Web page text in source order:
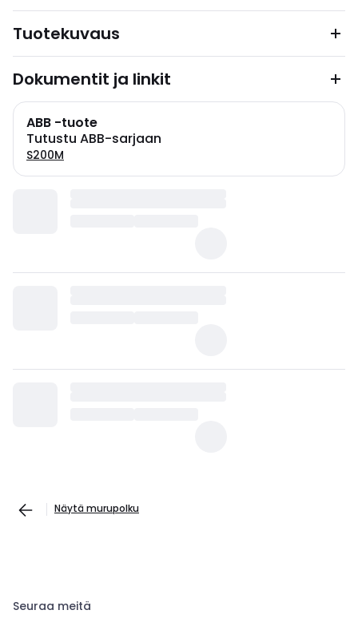
Tuotekuvaus
Dokumentit ja linkit
ABB -tuote
Tutustu ABB-sarjaan
S200M
Näytä murupolku
Seuraa meitä